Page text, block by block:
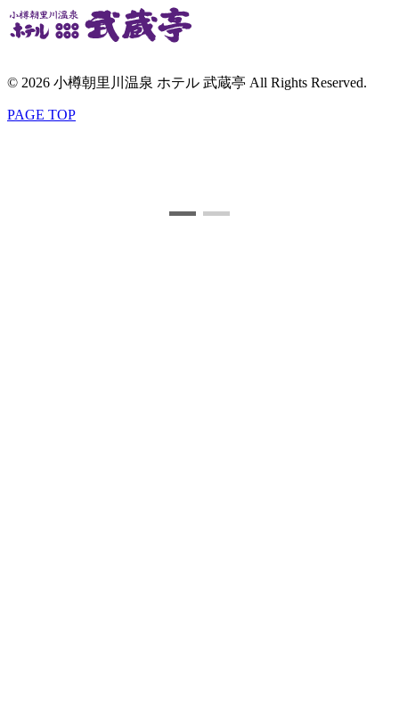
© 2026 小樽朝里川温泉 ホテル 武蔵亭 All Rights Reserved.
PAGE TOP